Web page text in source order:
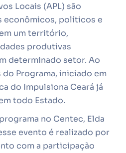
Locais (APL) são
econômicos, políticos e
um território,
produtivas
determinado setor. Ao
Programa, iniciado em
do Impulsiona Ceará já
todo Estado.
no Centec, Elda
evento é realizado por
com a participação